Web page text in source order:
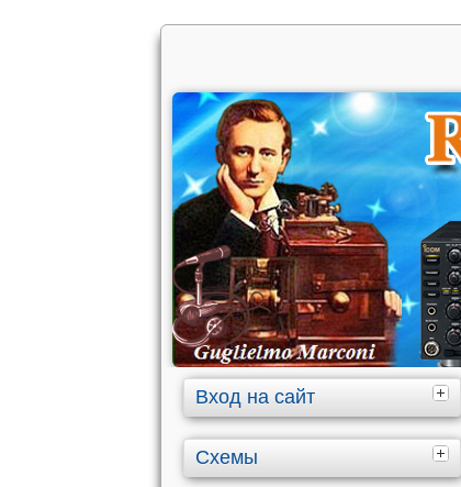
Вход на сайт
Схемы